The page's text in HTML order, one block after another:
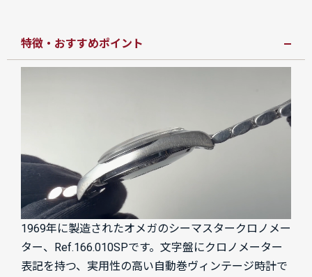
特徴・おすすめポイント
1969年に製造されたオメガのシーマスタークロノメー
ター、Ref.166.010SPです。文字盤にクロノメーター
表記を持つ、実用性の高い自動巻ヴィンテージ時計で